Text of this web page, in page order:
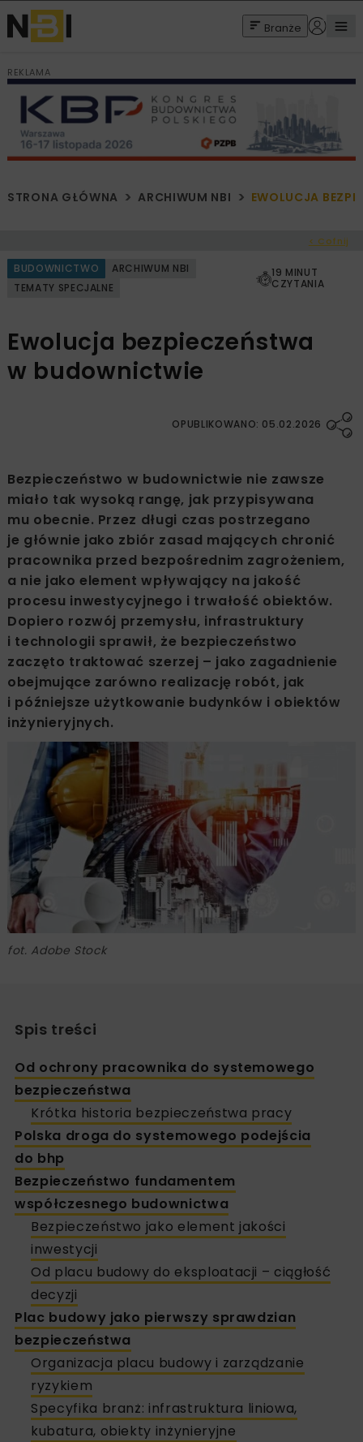
Branże
REKLAMA
STRONA GŁÓWNA ARCHIWUM NBI EWOLUCJA
< Cofnij
BUDOWNICTWO
ARCHIWUM NBI
TEMATY SPECJALNE
19 MINUT
CZYTANIA
Ewolucja bezpieczeństwa
w budownictwie
OPUBLIKOWANO: 05.02.2026
Bezpieczeństwo w budownictwie nie zawsze
miało tak wysoką rangę, jak przypisywana
mu obecnie. Przez długi czas postrzegano
je głównie jako zbiór zasad mających chronić
pracownika przed bezpośrednim zagrożeniem,
a nie jako element wpływający na jakość
procesu inwestycyjnego i trwałość obiektów.
Dopiero rozwój przemysłu, infrastruktury
i technologii sprawił, że bezpieczeństwo
zaczęto traktować szerzej – jako zagadnienie
obejmujące zarówno realizację robót, jak
i późniejsze użytkowanie budynków i obiektów
inżynieryjnych.
fot. Adobe Stock
Spis treści
Od ochrony pracownika do systemowego
bezpieczeństwa
Krótka historia bezpieczeństwa pracy
Polska droga do systemowego podejścia
do bhp
Bezpieczeństwo fundamentem
współczesnego budownictwa
Bezpieczeństwo jako element jakości
inwestycji
Od placu budowy do eksploatacji – ciągłość
decyzji
Plac budowy jako pierwszy sprawdzian
bezpieczeństwa
Organizacja placu budowy i zarządzanie
ryzykiem
Specyfika branż: infrastruktura liniowa,
kubatura, obiekty inżynieryjne